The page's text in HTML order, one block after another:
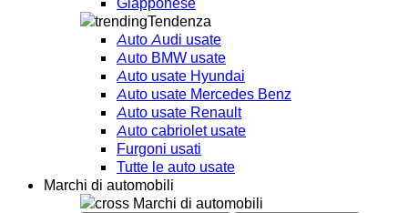
Tendenza
Auto Audi usate
Auto BMW usate
Auto usate Hyundai
Auto usate Mercedes Benz
Auto usate Renault
Auto cabriolet usate
Furgoni usati
Tutte le auto usate
Marchi di automobili
Marchi di automobili